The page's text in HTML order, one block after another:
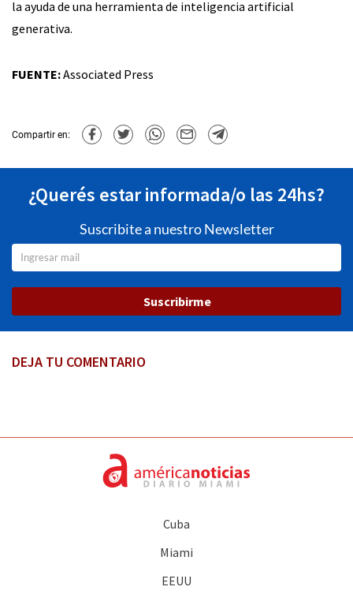
la ayuda de una herramienta de inteligencia artificial
generativa.
FUENTE:Associated Press
Compartir en:
¿Querés estar informada/o las 24hs?
Suscribite a nuestro Newsletter
Suscribirme
DEJA TU COMENTARIO
Cuba
Miami
EEUU